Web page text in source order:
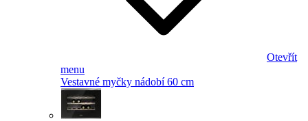
Otevřít
menu
Vestavné myčky nádobí 60 cm